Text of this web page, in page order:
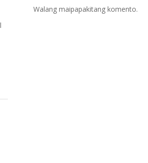
Walang maipapakitang komento.